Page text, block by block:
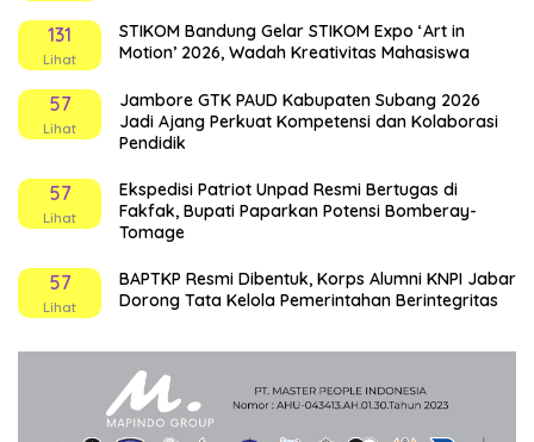
131
Lihat
STIKOM Bandung Gelar STIKOM Expo ‘Art in
Motion’ 2026, Wadah Kreativitas Mahasiswa
57
Lihat
Jambore GTK PAUD Kabupaten Subang 2026
Jadi Ajang Perkuat Kompetensi dan Kolaborasi
Pendidik
57
Lihat
Ekspedisi Patriot Unpad Resmi Bertugas di
Fakfak, Bupati Paparkan Potensi Bomberay-
Tomage
57
Lihat
BAPTKP Resmi Dibentuk, Korps Alumni KNPI Jabar
Dorong Tata Kelola Pemerintahan Berintegritas